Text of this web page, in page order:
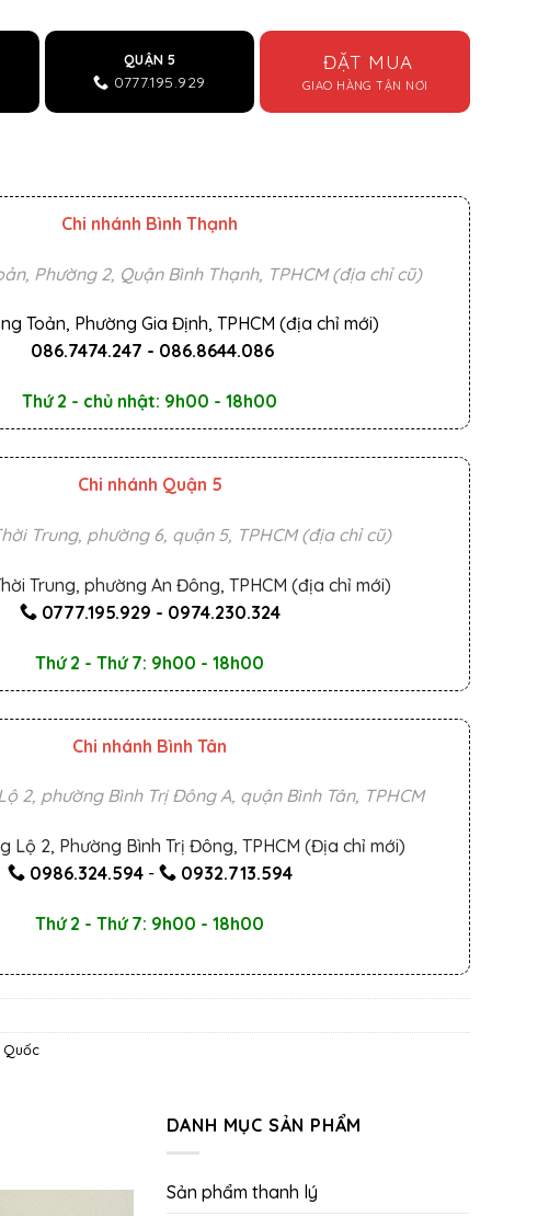
QUẬN 5
0777.195.929
ĐẶT MUA
GIAO HÀNG TẬN NƠI
Chi nhánh Bình Thạnh
Phường 2, Quận Bình Thạnh, TPHCM (địa chỉ cũ)
Toản, Phường Gia Định, TPHCM (địa chỉ mới)
086.7474.247 - 086.8644.086
Thứ 2 - chủ nhật: 9h00 - 18h00
Chi nhánh Quận 5
Trung, phường 6, quận 5, TPHCM (địa chỉ cũ)
Trung, phường An Đông, TPHCM (địa chỉ mới)
0777.195.929 - 0974.230.324
Thứ 2 - Thứ 7: 9h00 - 18h00
Chi nhánh Bình Tân
2, phường Bình Trị Đông A, quận Bình Tân, TPHCM
Lộ 2, Phường Bình Trị Đông, TPHCM (Địa chỉ mới)
0986.324.594- 0932.713.594
Thứ 2 - Thứ 7: 9h00 - 18h00
Quốc
DANH MỤC SẢN PHẨM
Sản phẩm thanh lý